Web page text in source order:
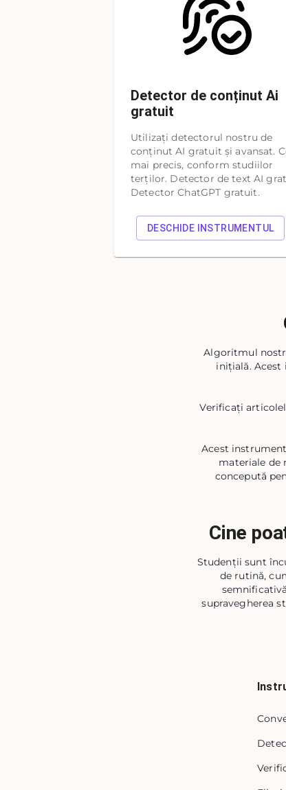
Detector de conținut Ai
gratuit
Utilizați detectorul nostru de
conținut AI gratuit și avansat.
mai precis, conform studiilor
terților. Detector de text AI
Detector ChatGPT gratuit.
DESCHIDE INSTRUMENTUL
Algoritmul
inițială.
Verificați
Acest
materiale de
concepută
Cine
Studenții sunt
de rutină,
supravegherea